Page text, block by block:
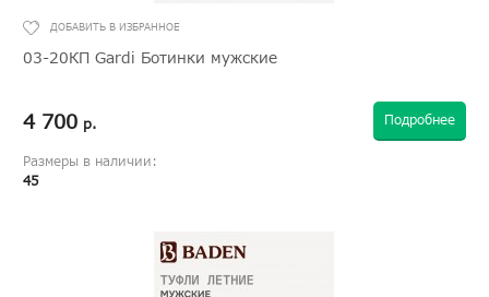
03-20КП Gardi Ботинки мужские
4 700 р. Подробнее
Размеры в наличии:
45